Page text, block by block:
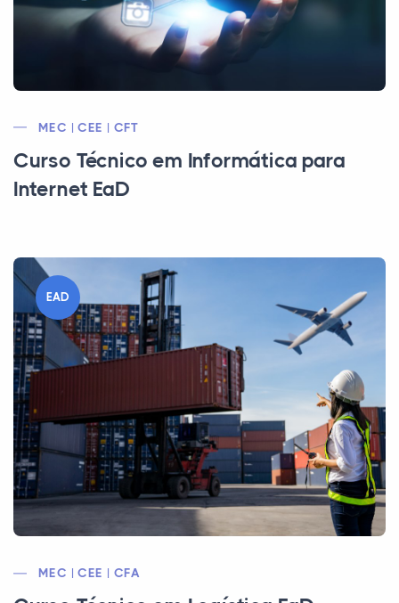
MEC | CEE | CFT
Curso Técnico em Informática para
Internet EaD
EAD
MEC | CEE | CFA